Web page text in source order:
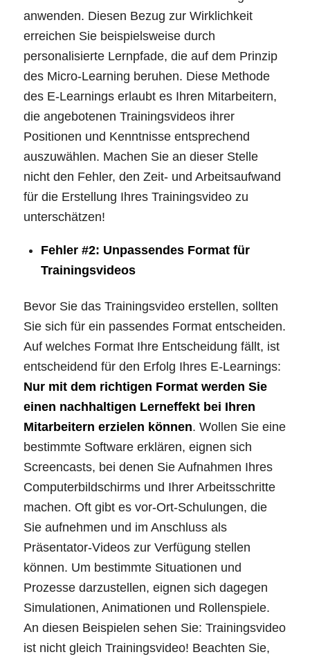
anwenden. Diesen Bezug zur Wirklichkeit
erreichen Sie beispielsweise durch
personalisierte Lernpfade, die auf dem Prinzip
des Micro-Learning beruhen. Diese Methode
des E-Learnings erlaubt es Ihren Mitarbeitern,
die angebotenen Trainingsvideos ihrer
Positionen und Kenntnisse entsprechend
auszuwählen. Machen Sie an dieser Stelle
nicht den Fehler, den Zeit- und Arbeitsaufwand
für die Erstellung Ihres Trainingsvideo zu
unterschätzen!
Fehler #2: Unpassendes Format für
Trainingsvideos
Bevor Sie das Trainingsvideo erstellen, sollten
Sie sich für ein passendes Format entscheiden.
Auf welches Format Ihre Entscheidung fällt, ist
entscheidend für den Erfolg Ihres E-Learnings:
Nur mit dem richtigen Format werden Sie
einen nachhaltigen Lerneffekt bei Ihren
Mitarbeitern erzielen können. Wollen Sie eine
bestimmte Software erklären, eignen sich
Screencasts, bei denen Sie Aufnahmen Ihres
Computerbildschirms und Ihrer Arbeitsschritte
machen. Oft gibt es vor-Ort-Schulungen, die
Sie aufnehmen und im Anschluss als
Präsentator-Videos zur Verfügung stellen
können. Um bestimmte Situationen und
Prozesse darzustellen, eignen sich dagegen
Simulationen, Animationen und Rollenspiele.
An diesen Beispielen sehen Sie: Trainingsvideo
ist nicht gleich Trainingsvideo! Beachten Sie,